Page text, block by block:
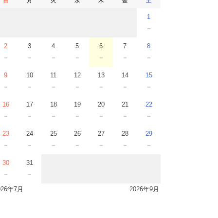
1
－
2
－
3
－
4
－
5
－
6
－
7
－
8
－
9
－
10
－
11
－
12
－
13
－
14
－
15
－
16
－
17
－
18
－
19
－
20
－
21
－
22
－
23
－
24
－
25
－
26
－
27
－
28
－
29
－
30
－
31
－
年7月 2026年9月